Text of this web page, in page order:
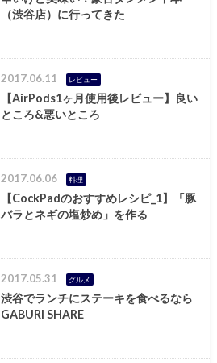
（渋谷店）に行ってきた
2017.06.11 レビュー
【AirPods1ヶ月使用後レビュー】良い
ところ&悪いところ
2017.06.06 料理
【CockPadのおすすめレシピ_1】「豚
バラとネギの塩炒め」を作る
2017.05.31 グルメ
渋谷でランチにステーキを食べるなら
GABURI SHARE